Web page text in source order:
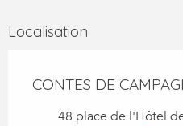
Localisation
CONTES DE
48 place de l'Hôtel